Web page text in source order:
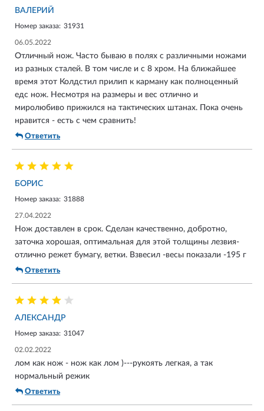
Грамотные сотрудники, быстрая доставка.
ВАЛЕРИЙ
Номер заказа: 31931
06.05.2022
Отличный нож. Часто бываю в полях с различными ножами
из разных сталей. В том числе и с 8 хром. На ближайшее
время этот Колдстил прилип к карману как полноценный
едс нож. Несмотря на размеры и вес отлично и
миролюбиво прижился на тактических штанах. Пока очень
нравится - есть с чем сравнить!
Ответить
БОРИС
Номер заказа: 31888
27.04.2022
Нож доставлен в срок. Сделан качественно, добротно,
заточка хорошая, оптимальная для этой толщины лезвия-
отлично режет бумагу, ветки. Взвесил -весы показали -195 г
Ответить
АЛЕКСАНДР
Номер заказа: 31047
02.02.2022
лом как нож - нож как лом )---рукоять легкая, а так
нормальный режик
Ответить